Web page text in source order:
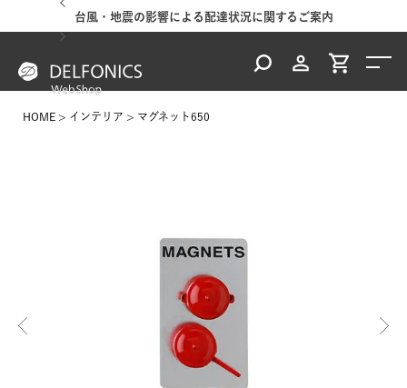
台風・地震の影響による配達状況に関するご案内
HOME インテリア マグネット650